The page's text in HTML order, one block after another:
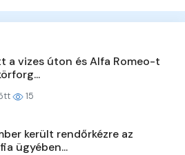
a vizes úton és Alfa Romeo-t
15
került rendőrkézre az
ügyében...